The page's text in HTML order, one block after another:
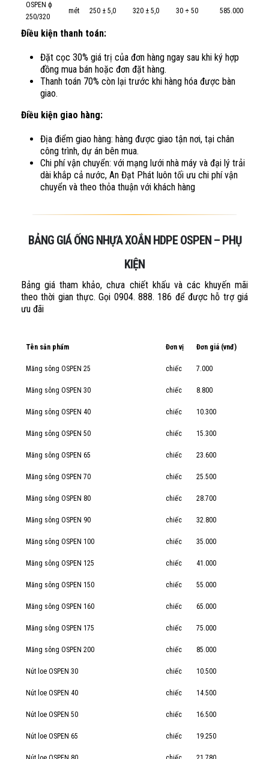
OSPEN ϕ
250/320
mét 250 ± 5,0 320 ± 5,0 30 ÷ 50 585.000
Điều kiện thanh toán:
Đặt cọc 30% giá trị của đơn hàng ngay sau khi ký hợp
đồng mua bán hoặc đơn đặt hàng.
Thanh toán 70% còn lại trước khi hàng hóa được bàn
giao.
Điều kiện giao hàng:
Địa điểm giao hàng: hàng được giao tận nơi, tại chân
công trình, dự án bên mua.
Chi phí vận chuyển: với mạng lưới nhà máy và đại lý trải
dài khắp cả nước, An Đạt Phát luôn tối ưu chi phí vận
chuyển và theo thỏa thuận với khách hàng
BẢNG GIÁ ỐNG NHỰA XOẮN HDPE OSPEN – PHỤ
KIỆN
Bảng giá tham khảo, chưa chiết khấu và các khuyến mãi
theo thời gian thực. Gọi 0904. 888. 186 để được hỗ trợ giá
ưu đãi
Tên sản phẩm Đơn vị Đơn giá (vnđ)
Măng sông OSPEN 25 chiếc 7.000
Măng sông OSPEN 30 chiếc 8.800
Măng sông OSPEN 40 chiếc 10.300
Măng sông OSPEN 50 chiếc 15.300
Măng sông OSPEN 65 chiếc 23.600
Măng sông OSPEN 70 chiếc 25.500
Măng sông OSPEN 80 chiếc 28.700
Măng sông OSPEN 90 chiếc 32.800
Măng sông OSPEN 100 chiếc 35.000
Măng sông OSPEN 125 chiếc 41.000
Măng sông OSPEN 150 chiếc 55.000
Măng sông OSPEN 160 chiếc 65.000
Măng sông OSPEN 175 chiếc 75.000
Măng sông OSPEN 200 chiếc 85.000
Nút loe OSPEN 30 chiếc 10.500
Nút loe OSPEN 40 chiếc 14.500
Nút loe OSPEN 50 chiếc 16.500
Nút loe OSPEN 65 chiếc 19.250